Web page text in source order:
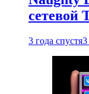
сетевой
3 года спустя3